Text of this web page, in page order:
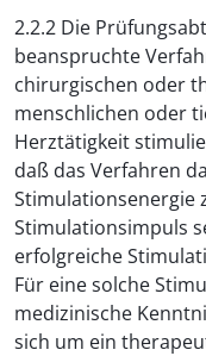
2.2.2 Die
beanspruchte
chirurgischen oder
menschlichen oder
Herztätigkeit
daß das Verfahren
Stimulationsenergie
Stimulationsimpuls
erfolgreiche
Für eine solche
medizinische
sich um ein